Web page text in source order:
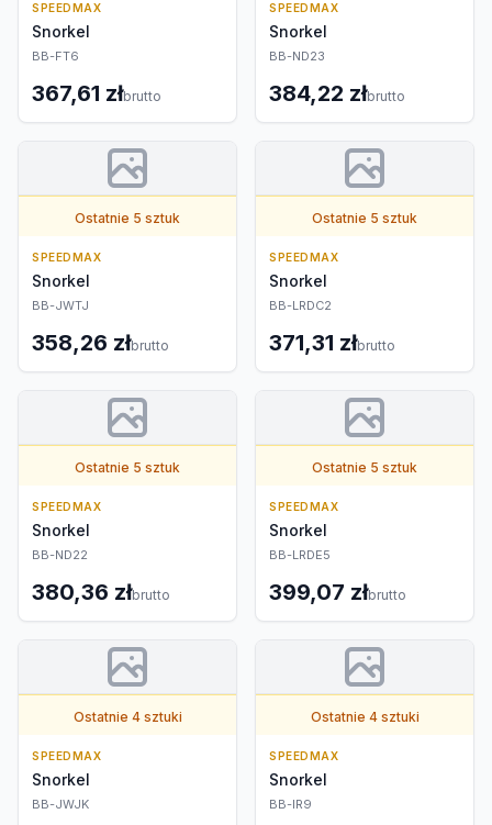
SPEEDMAX
Snorkel
BB-FT6
367,61 złbrutto
SPEEDMAX
Snorkel
BB-ND23
384,22 złbrutto
Ostatnie 5 sztuk
SPEEDMAX
Snorkel
BB-JWTJ
358,26 złbrutto
Ostatnie 5 sztuk
SPEEDMAX
Snorkel
BB-LRDC2
371,31 złbrutto
Ostatnie 5 sztuk
SPEEDMAX
Snorkel
BB-ND22
380,36 złbrutto
Ostatnie 5 sztuk
SPEEDMAX
Snorkel
BB-LRDE5
399,07 złbrutto
Ostatnie 4 sztuki
SPEEDMAX
Snorkel
BB-JWJK
Ostatnie 4 sztuki
SPEEDMAX
Snorkel
BB-IR9